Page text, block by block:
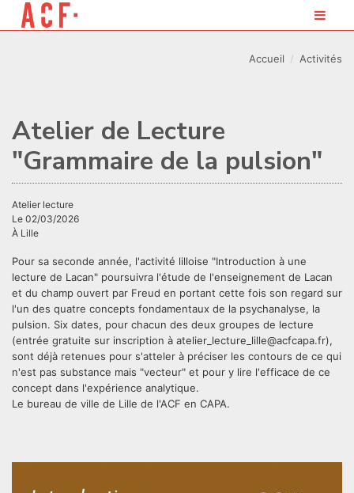
Accueil Activités
Atelier de Lecture
"Grammaire de la pulsion"
atelier lecture
Le 02/03/2026
À Lille
Pour sa seconde année, l'activité lilloise "Introduction à une
lecture de Lacan" poursuivra l'étude de l'enseignement de Lacan
et du champ ouvert par Freud en portant cette fois son regard sur
l'un des quatre concepts fondamentaux de la psychanalyse, la
pulsion. Six dates, pour chacun des deux groupes de lecture
(entrée gratuite sur inscription à atelier_lecture_lille@acfcapa.fr),
sont déjà retenues pour s'atteler à préciser les contours de ce qui
n'est pas substance mais "vecteur" et pour y lire l'efficace de ce
concept dans l'expérience analytique.
​Le bureau de ville de Lille de l'ACF en CAPA.